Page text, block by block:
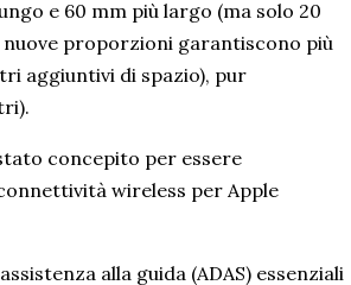
e 60 mm più largo (ma solo 20
proporzioni garantiscono più
aggiuntivi di spazio), pur
concepito per essere
wireless per Apple
alla guida (ADAS) essenziali